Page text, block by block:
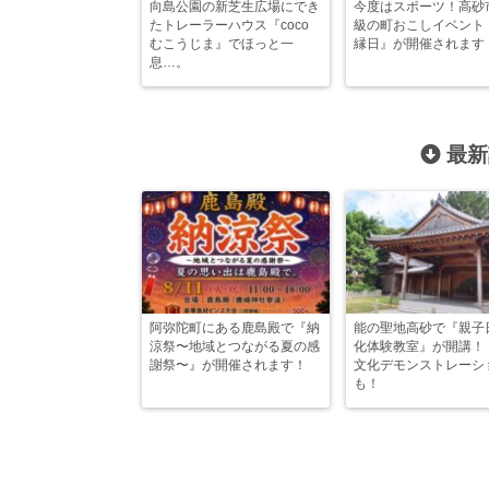
向島公園の新芝生広場にでき
たトレーラーハウス『coco
むこうじま』でほっと一
息…。
今度はスポーツ！高砂
級の町おこしイベント
縁日』が開催されます
最
阿弥陀町にある鹿島殿で『納
涼祭〜地域とつながる夏の感
謝祭〜』が開催されます！
能の聖地高砂で『親子
化体験教室』が開講！
文化デモンストレーシ
も！